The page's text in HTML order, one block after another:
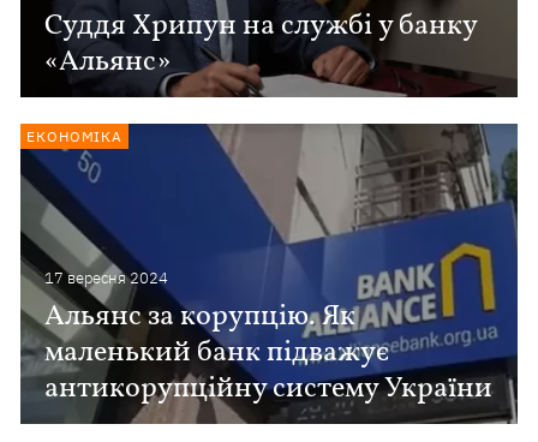
Суддя Хрипун на службі у банку
«Альянс»
17 вересня 2024
Альянс за корупцію. Як
маленький банк підважує
антикорупційну систему України
ЕКОНОМІКА